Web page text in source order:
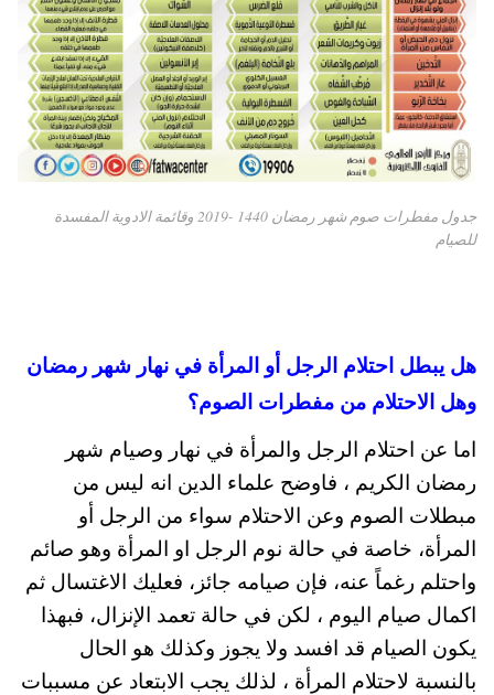
جدول مفطرات صوم شهر رمضان 1440 -2019 وقائمة الادوية المفسدة
للصيام
هل يبطل احتلام الرجل أو المرأة في نهار شهر رمضان
وهل الاحتلام من مفطرات الصوم؟
اما عن احتلام الرجل والمرأة في نهار وصيام شهر
رمضان الكريم ، فاوضح علماء الدين انه ليس من
مبطلات الصوم وعن الاحتلام سواء من الرجل أو
المرأة، خاصة في حالة نوم الرجل او المرأة وهو صائم
واحتلم رغماً عنه، فإن صيامه جائز، فعليك الاغتسال ثم
اكمال صيام اليوم ، لكن في حالة تعمد الإنزال، فبهذا
يكون الصيام قد افسد ولا يجوز وكذلك هو الحال
بالنسبة لاحتلام المرأة ، لذلك يجب الابتعاد عن مسببات